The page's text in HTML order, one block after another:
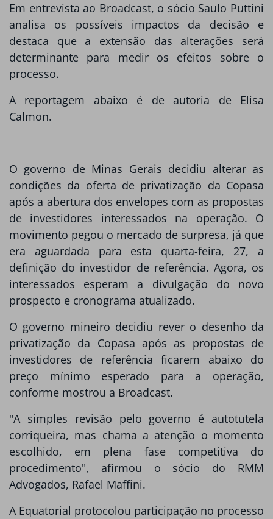
Em entrevista ao Broadcast, o sócio Saulo Puttini
analisa os possíveis impactos da decisão e
destaca que a extensão das alterações será
determinante para medir os efeitos sobre o
processo.
A reportagem abaixo é de autoria de Elisa
Calmon.
O governo de Minas Gerais decidiu alterar as
condições da oferta de privatização da Copasa
após a abertura dos envelopes com as propostas
de investidores interessados na operação. O
movimento pegou o mercado de surpresa, já que
era aguardada para esta quarta-feira, 27, a
definição do investidor de referência. Agora, os
interessados esperam a divulgação do novo
prospecto e cronograma atualizado.
O governo mineiro decidiu rever o desenho da
privatização da Copasa após as propostas de
investidores de referência ficarem abaixo do
preço mínimo esperado para a operação,
conforme mostrou a Broadcast.
"A simples revisão pelo governo é autotutela
corriqueira, mas chama a atenção o momento
escolhido, em plena fase competitiva do
procedimento", afirmou o sócio do RMM
Advogados, Rafael Maffini.
A Equatorial protocolou participação no processo